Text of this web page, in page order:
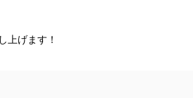
上げます！